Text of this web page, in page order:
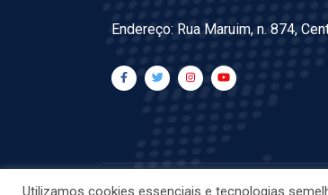
Endereço: Rua Maruim, n. 874,
Utilizamos cookies essenciais e tecnologias